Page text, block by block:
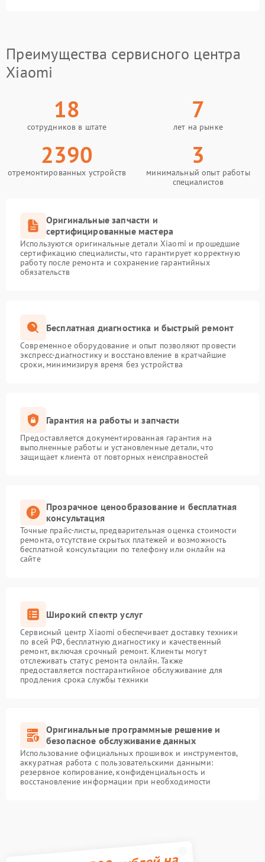
Преимущества сервисного центра
Xiaomi
18
сотрудников в штате
7
лет на рынке
2390
отремонтированных устройств
3
минимальный опыт работы
специалистов
Оригинальные запчасти и
сертифицированные мастера
Используются оригинальные детали Xiaomi и прошедшие
сертификацию специалисты, что гарантирует корректную
работу после ремонта и сохранение гарантийных
обязательств
Бесплатная диагностика и быстрый ремонт
Современное оборудование и опыт позволяют провести
экспресс-диагностику и восстановление в кратчайшие
сроки, минимизируя время без устройства
Гарантия на работы и запчасти
Предоставляется документированная гарантия на
выполненные работы и установленные детали, что
защищает клиента от повторных неисправностей
Прозрачное ценообразование и бесплатная
консультация
Точные прайс-листы, предварительная оценка стоимости
ремонта, отсутствие скрытых платежей и возможность
бесплатной консультации по телефону или онлайн на
сайте
Широкий спектр услуг
Сервисный центр Xiaomi обеспечивает доставку техники
по всей РФ, бесплатную диагностику и качественный
ремонт, включая срочный ремонт. Клиенты могут
отслеживать статус ремонта онлайн. Также
предоставляется постгарантийное обслуживание для
продления срока службы техники
Оригинальные программные решение и
безопасное обслуживание данных
Использование официальных прошивок и инструментов,
аккуратная работа с пользовательскими данными:
резервное копирование, конфиденциальность и
восстановление информации при необходимости